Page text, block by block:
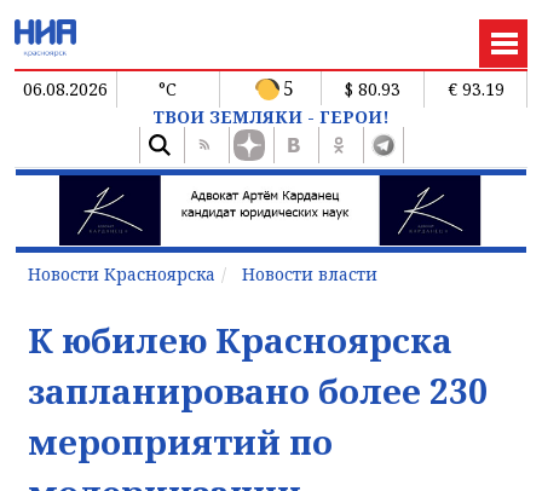
06.08.2026 °C 5 $ 80.93
€ 93.19
ТВОИ ЗЕМЛЯКИ - ГЕРОИ!
Новости Красноярска Новости власти
К юбилею Красноярска
запланировано более 230
мероприятий по